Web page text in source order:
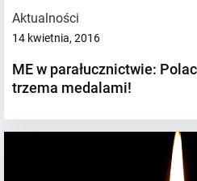
Aktualności
14 kwietnia, 2016
ME w parałucznictwie:
trzema medalami!